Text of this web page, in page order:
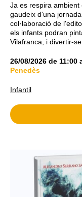
Ja es respira
gaudeix d'una
col·laboració de
els infants podran
Vilafranca, i divertir-
26/08/2026 de 11:00
Penedès
Infantil